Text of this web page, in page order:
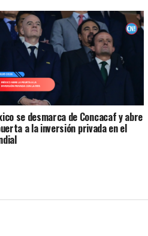
se desmarca de Concacaf y abre
a la inversión privada en el